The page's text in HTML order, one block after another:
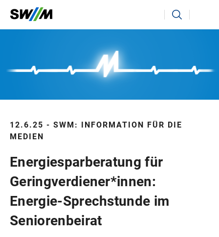
Ihr Suchbegriff Suchen
12.6.25 - SWM: INFORMATION FÜR DIE
MEDIEN
Energiesparberatung für
Geringverdiener*innen:
Energie-Sprechstunde im
Seniorenbeirat